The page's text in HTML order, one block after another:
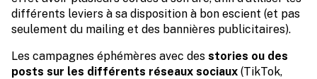
différents leviers à sa disposition à bon escient (et pas
seulement du mailing et des bannières publicitaires).
Les campagnes éphémères avec des stories ou des
posts sur les différents réseaux sociaux (TikTok,